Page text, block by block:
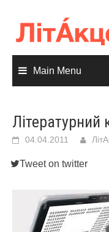
content
Main Menu
Літературний
04.04.2011
Tweet on twitter